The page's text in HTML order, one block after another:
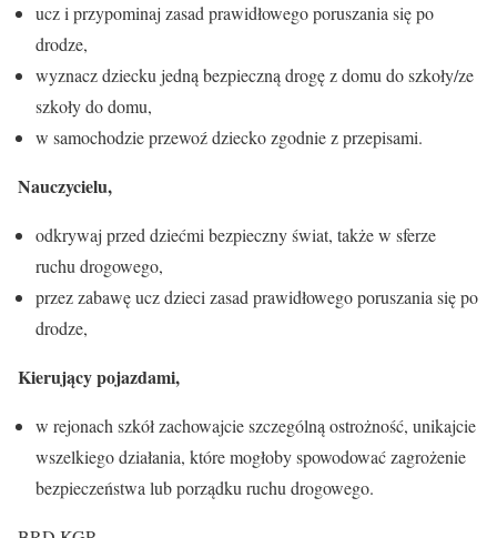
ucz i przypominaj zasad prawidłowego poruszania się po
drodze,
wyznacz dziecku jedną bezpieczną drogę z domu do szkoły/ze
szkoły do domu,
w samochodzie przewoź dziecko zgodnie z przepisami.
Nauczycielu,
odkrywaj przed dziećmi bezpieczny świat, także w sferze
ruchu drogowego,
przez zabawę ucz dzieci zasad prawidłowego poruszania się po
drodze,
Kierujący pojazdami,
w rejonach szkół zachowajcie szczególną ostrożność, unikajcie
wszelkiego działania, które mogłoby spowodować zagrożenie
bezpieczeństwa lub porządku ruchu drogowego.